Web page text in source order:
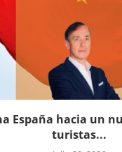
España hacia un
turistas...